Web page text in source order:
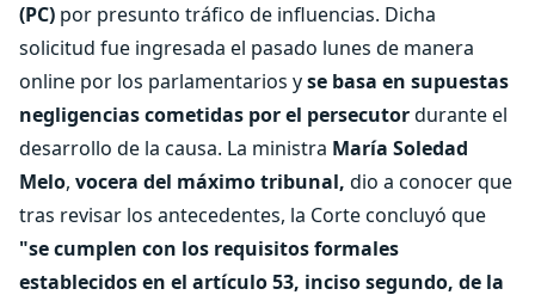
(PC) por presunto tráfico de influencias. Dicha
solicitud fue ingresada el pasado lunes de manera
online por los parlamentarios yse basa en supuestas
negligencias cometidas por el persecutordurante el
desarrollo de la causa. La ministra María Soledad
Melo, vocera del máximo tribunal, dio a conocer que
tras revisar los antecedentes, la Corte concluyó que
"se cumplen con los requisitos formales
establecidos en el artículo 53, inciso segundo, de la